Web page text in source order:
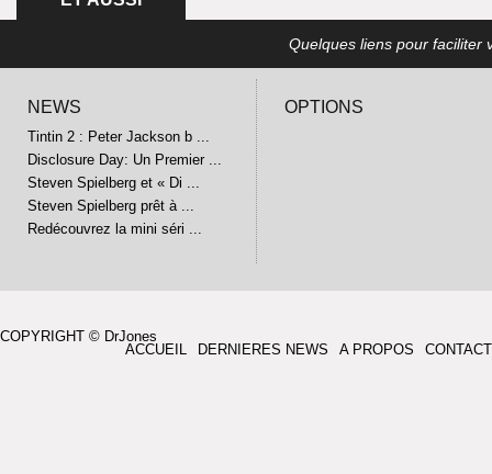
Quelques liens pour faciliter
NEWS
Tintin 2 : Peter Jackson b ...
Disclosure Day: Un Premier ...
Steven Spielberg et « Di ...
Steven Spielberg prêt à ...
Redécouvrez la mini séri ...
OPTIONS
COPYRIGHT © DrJones
ACCUEIL
DERNIERES NEWS A PROPOS CONTACT